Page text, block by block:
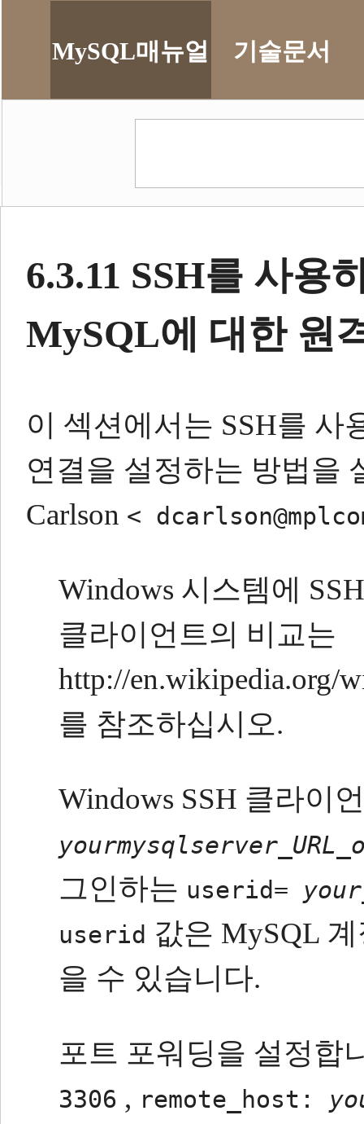
MySQL매뉴얼 기술문서
6.3.11 SSH를 사용
MySQL에 대한 원
이 섹션에서는 SSH를 사
연결을 설정하는 방법을
Carlson <
Windows 시스템에
클라이언트의 비교는
http://en.wikipedia.org/
를 참조하십시오.
Windows SSH 클라이
그인하는 userid=
userid 값은 MySQL
을 수 있습니다.
포트 포워딩을 설정합
3306 , remote_host: